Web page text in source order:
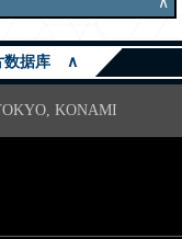
数据库 ∧
KONAMI